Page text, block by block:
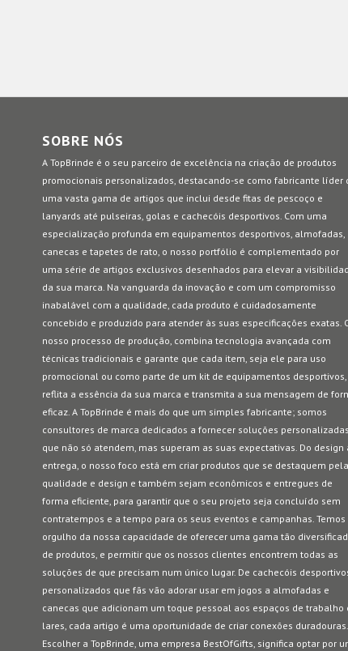
SOBRE NÓS
A TopBrinde é o seu parceiro de excelência na criação de produtos
promocionais personalizados, destacando-se como fabricante líder
uma vasta gama de artigos que inclui desde fitas de pescoço e
lanyards até pulseiras, golas e cachecóis desportivos. Com uma
especialização profunda em equipamentos desportivos, almofadas,
canecas e tapetes de rato, o nosso portfólio é complementado por
uma série de artigos exclusivos desenhados para elevar a
da sua marca. Na vanguarda da inovação e com um compromisso
inabalável com a qualidade, cada produto é cuidadosamente
concebido e produzido para atender às suas especificações exatas.
nosso processo de produção, combina tecnologia avançada com
técnicas tradicionais e garante que cada item, seja ele para uso
promocional ou como parte de um kit de equipamentos desportivos,
reflita a essência da sua marca e transmita a sua mensagem de
eficaz. A TopBrinde é mais do que um simples fabricante; somos
consultores de marca dedicados a fornecer soluções personalizadas
que não só atendem, mas superam as suas expectativas. Do design
entrega, o nosso foco está em criar produtos que se destaquem pela
qualidade e design e também sejam econômicos e entregues de
forma eficiente, para garantir que o seu projeto seja concluído sem
contratempos e a tempo para os seus eventos e campanhas. Temos
orgulho da nossa capacidade de oferecer uma gama tão
de produtos, e permitir que os nossos clientes encontrem todas as
soluções de que precisam num único lugar. De cachecóis
personalizados que fãs vão adorar usar em jogos a almofadas e
canecas que adicionam um toque pessoal aos espaços de trabalho
lares, cada artigo é uma oportunidade de criar conexões duradouras.
Escolher a TopBrinde, uma empresa BestOfGifts, significa optar por